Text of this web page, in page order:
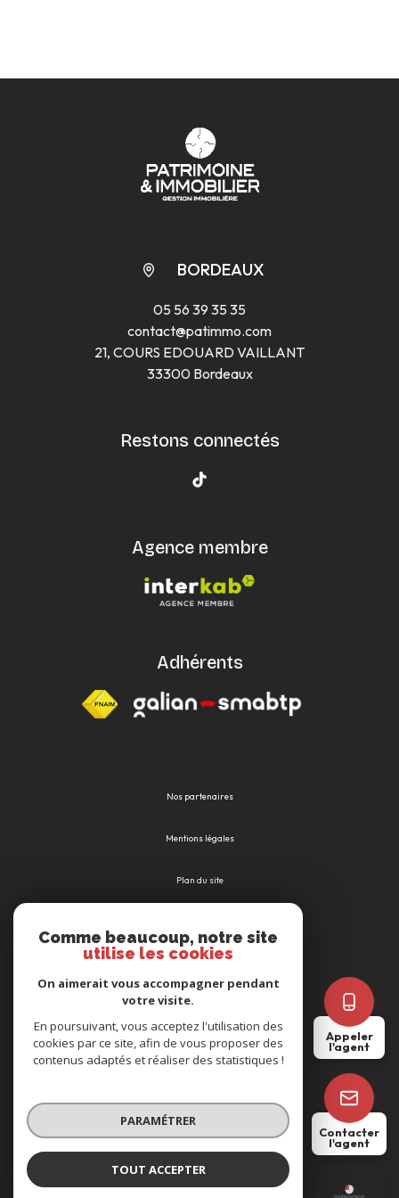
Mathieu PIERRE
Appeler
l'agent
Contacter
l'agent
BORDEAUX
05 56 39 35 35
contact@patimmo.com
21, COURS EDOUARD VAILLANT
33300 Bordeaux
Restons connectés
Agence membre
Adhérents
Nos partenaires
Mentions légales
Plan du site
Politique RGPD
Cookies
© 2026 | Tous droits réservés
Réalisé par
Comme beaucoup, notre site
utilise les cookies
On aimerait vous accompagner pendant
votre visite.
En poursuivant, vous acceptez l'utilisation des
cookies par ce site, afin de vous proposer des
contenus adaptés et réaliser des statistiques !
PARAMÉTRER
TOUT ACCEPTER